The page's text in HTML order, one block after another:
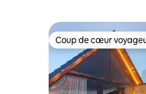
Coup de cœur
Coup de cœur